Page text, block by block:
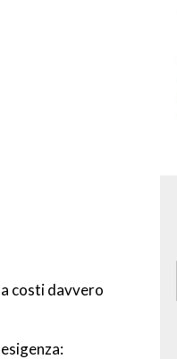
a costi davvero